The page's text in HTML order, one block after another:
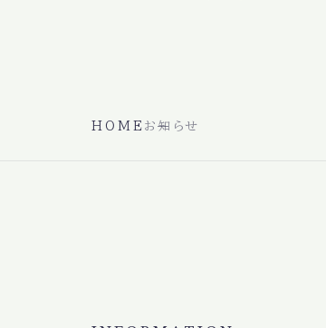
HOME お知らせ